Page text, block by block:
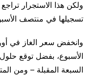
ولكن هذا الاستجرار
تسجيلها في منتصف
الأسبوع، بفضل توقع
السبعة المقبلة – ومن